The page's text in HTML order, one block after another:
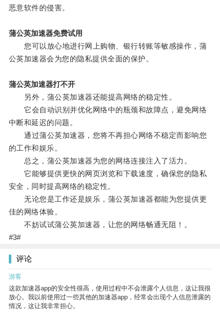
恶意软件的侵害。
蒲公英加速器免费试用
您可以放心地进行网上购物、银行转账等敏感操作，蒲
公英加速器会为您的隐私提供全面的保护。
蒲公英加速器打不开
另外，蒲公英加速器还能提高网络的稳定性。
它会自动识别并优化网络中的瓶颈和故障点，避免网络
中断和延迟的问题。
通过蒲公英加速器，您将不再担心网络不稳定而影响您
的工作和娱乐。
总之，蒲公英加速器为您的网络连接注入了活力。
它能够提供更快的网页浏览和下载速度，确保您的隐私
安全，同时提高网络的稳定性。
无论您是工作还是娱乐，蒲公英加速器都能为您提供更
佳的网络体验。
不妨试试蒲公英加速器，让您的网络畅通无阻！。
#3#
评论
游客
这款加速器app的安全性很高，使用过程中不会泄露个人信息，这让我很
放心。我以前使用过一些其他的加速器app，经常会出现个人信息泄露的
情况，这让我非常担心。